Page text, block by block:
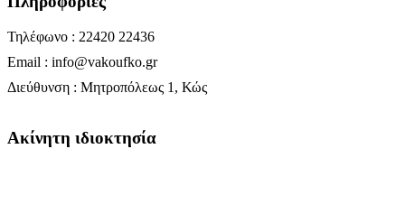
Τηλέφωνο : 22420 22436
Email : info@vakoufko.gr
Διεύθυνση : Μητροπόλεως 1, Κώς
Ακίνητη ιδιοκτησία